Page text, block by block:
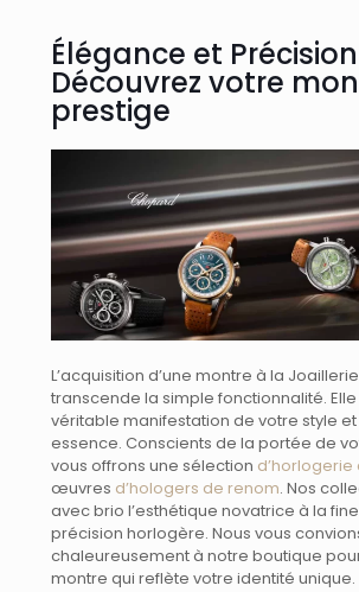
Élégance et
Découvrez votre
prestige
L’acquisition d’une montre à la
transcende la simple fonctionnalité.
véritable manifestation de votre style
essence. Conscients de la portée de
vous offrons une sélection
œuvres d’hologers de renom. Nos
avec brio l’esthétique novatrice à la
précision horlogère. Nous vous
chaleureusement à notre boutique
montre qui reflète votre identité unique.